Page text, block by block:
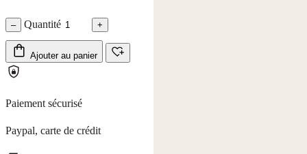
– Quantité +
Ajouter au panier
Paiement sécurisé
Paypal, carte de crédit